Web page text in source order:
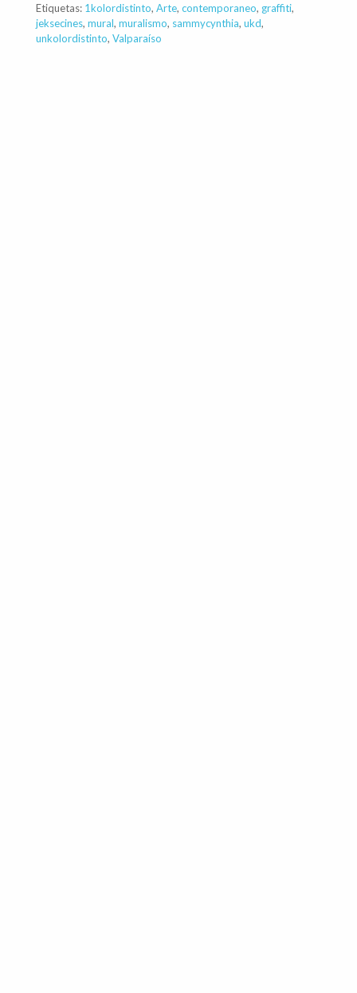
Etiquetas: 1kolordistinto, Arte, contemporaneo, graffiti,
jeksecines, mural, muralismo, sammycynthia, ukd,
unkolordistinto, Valparaíso